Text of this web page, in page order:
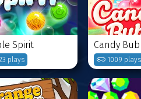
Spirit
plays
Candy
1009 plays